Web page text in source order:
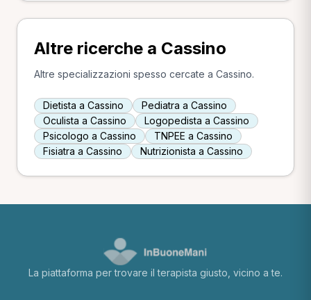
Altre ricerche a Cassino
Altre specializzazioni spesso cercate a Cassino.
Dietista a Cassino
Pediatra a Cassino
Oculista a Cassino
Logopedista a Cassino
Psicologo a Cassino
TNPEE a Cassino
Fisiatra a Cassino
Nutrizionista a Cassino
La piattaforma per trovare il terapista giusto, vicino a te.